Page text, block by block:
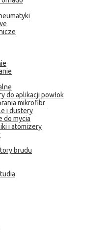
do aplikacji powłok
mikrofibr
i dustery
do mycia
i atomizery
brudu